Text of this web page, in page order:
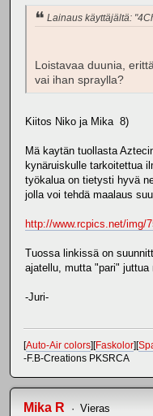
Lainaus käyttäjältä:
Loistavaa duunia,
vai ihan spraylla?
Kiitos Niko ja Mika 8)
Mä kaytän tuollasta
kynäruiskulle tarkoitettua
työkalua on tietysti hyvä
jolla voi tehdä maalaus
http://www.rcpics.net/img/
Tuossa linkissä on
ajatellu, mutta "pari"
-Juri-
[Auto-Air colors][Faskolor][
-F.B-Creations PKSRCA
Mika R Vieras